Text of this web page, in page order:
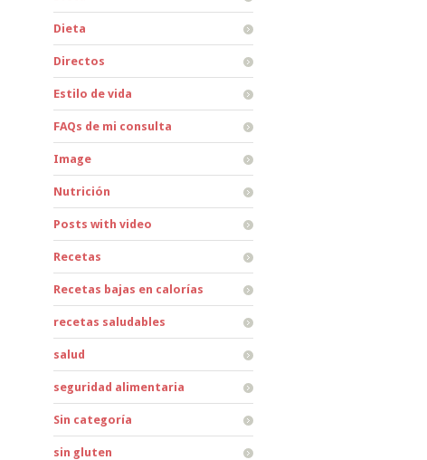
Dieta
Directos
Estilo de vida
FAQs de mi consulta
Image
Nutrición
Posts with video
Recetas
Recetas bajas en calorías
recetas saludables
salud
seguridad alimentaria
Sin categoría
sin gluten